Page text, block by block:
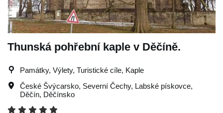
Thunská pohřební kaple v Děčíně.
Památky, Výlety, Turistické cíle, Kaple
České Švýcarsko, Severní Čechy, Labské pískovce,
Děčín, Děčínsko